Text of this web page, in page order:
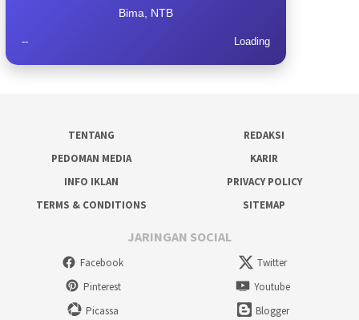
Bima, NTB
-- Loading
TENTANG
REDAKSI
PEDOMAN MEDIA
KARIR
INFO IKLAN
PRIVACY POLICY
TERMS & CONDITIONS
SITEMAP
JARINGAN SOCIAL
Facebook
Twitter
Pinterest
Youtube
Picassa
Blogger